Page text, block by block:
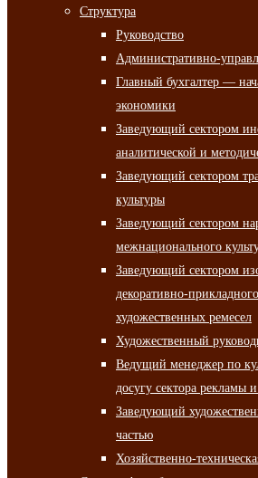
Структура
Руководство
Административно-
Главный бухгалтер —
экономики
Заведующий сектором
аналитической и
Заведующий сектором
культуры
Заведующий сектором
межнационального
Заведующий сектором
декоративно-
художественных ремесел
Художественный
Ведущий менеджер по
досугу сектора рекламы
Заведующий
частью
Хозяйственно-